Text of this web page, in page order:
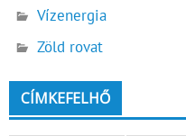
Vízenergia
Zöld rovat
CÍMKEFELHŐ